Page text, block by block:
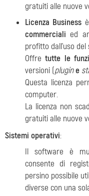
gratuiti alle nuove
Licenza Business
commerciali ed
profitto dall'uso
Offretutte le
versioni (plugine
Questa licenza
computer.
La licenza non
gratuiti alle nuove
Sistemi operativi:
Il software è
consente di
persino possibile
diverse con una